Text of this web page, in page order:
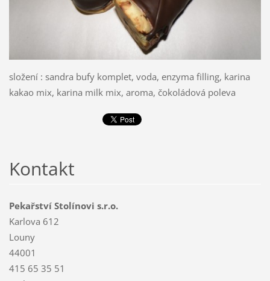
složení : sandra bufy komplet, voda, enzyma filling, karina
kakao mix, karina milk mix, aroma, čokoládová poleva
Kontakt
Pekařství Stolínovi s.r.o.
Karlova 612
Louny
44001
415 65 35 51